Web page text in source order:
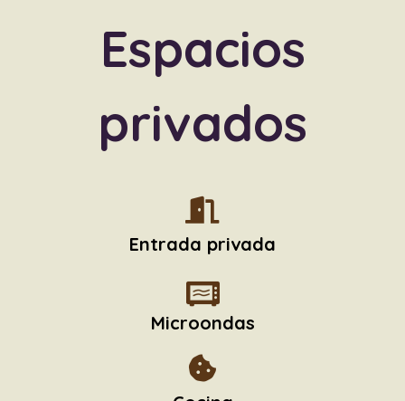
Espacios
privados
Entrada privada
Microondas